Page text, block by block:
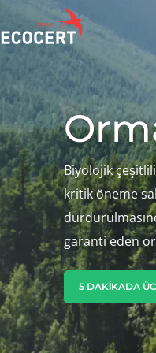
HIZMETLERIMIZ
Sertifikasyon
Eğitim
Danışmanlık
Biyolojik
kritik öneme
garanti eden
5 DAKIKADA